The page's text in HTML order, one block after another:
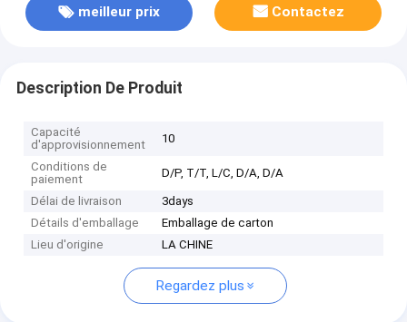
meilleur prix Contactez
Description De Produit
Capacité
d'approvisionnement
10
Conditions de
paiement
D/P, T/T, L/C, D/A, D/A
Délai de livraison
3days
Détails d'emballage
Emballage de carton
Lieu d'origine
LA CHINE
Regardez plus